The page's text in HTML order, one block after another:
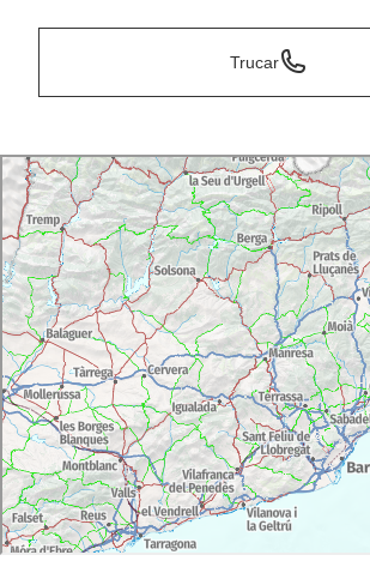
Trucar